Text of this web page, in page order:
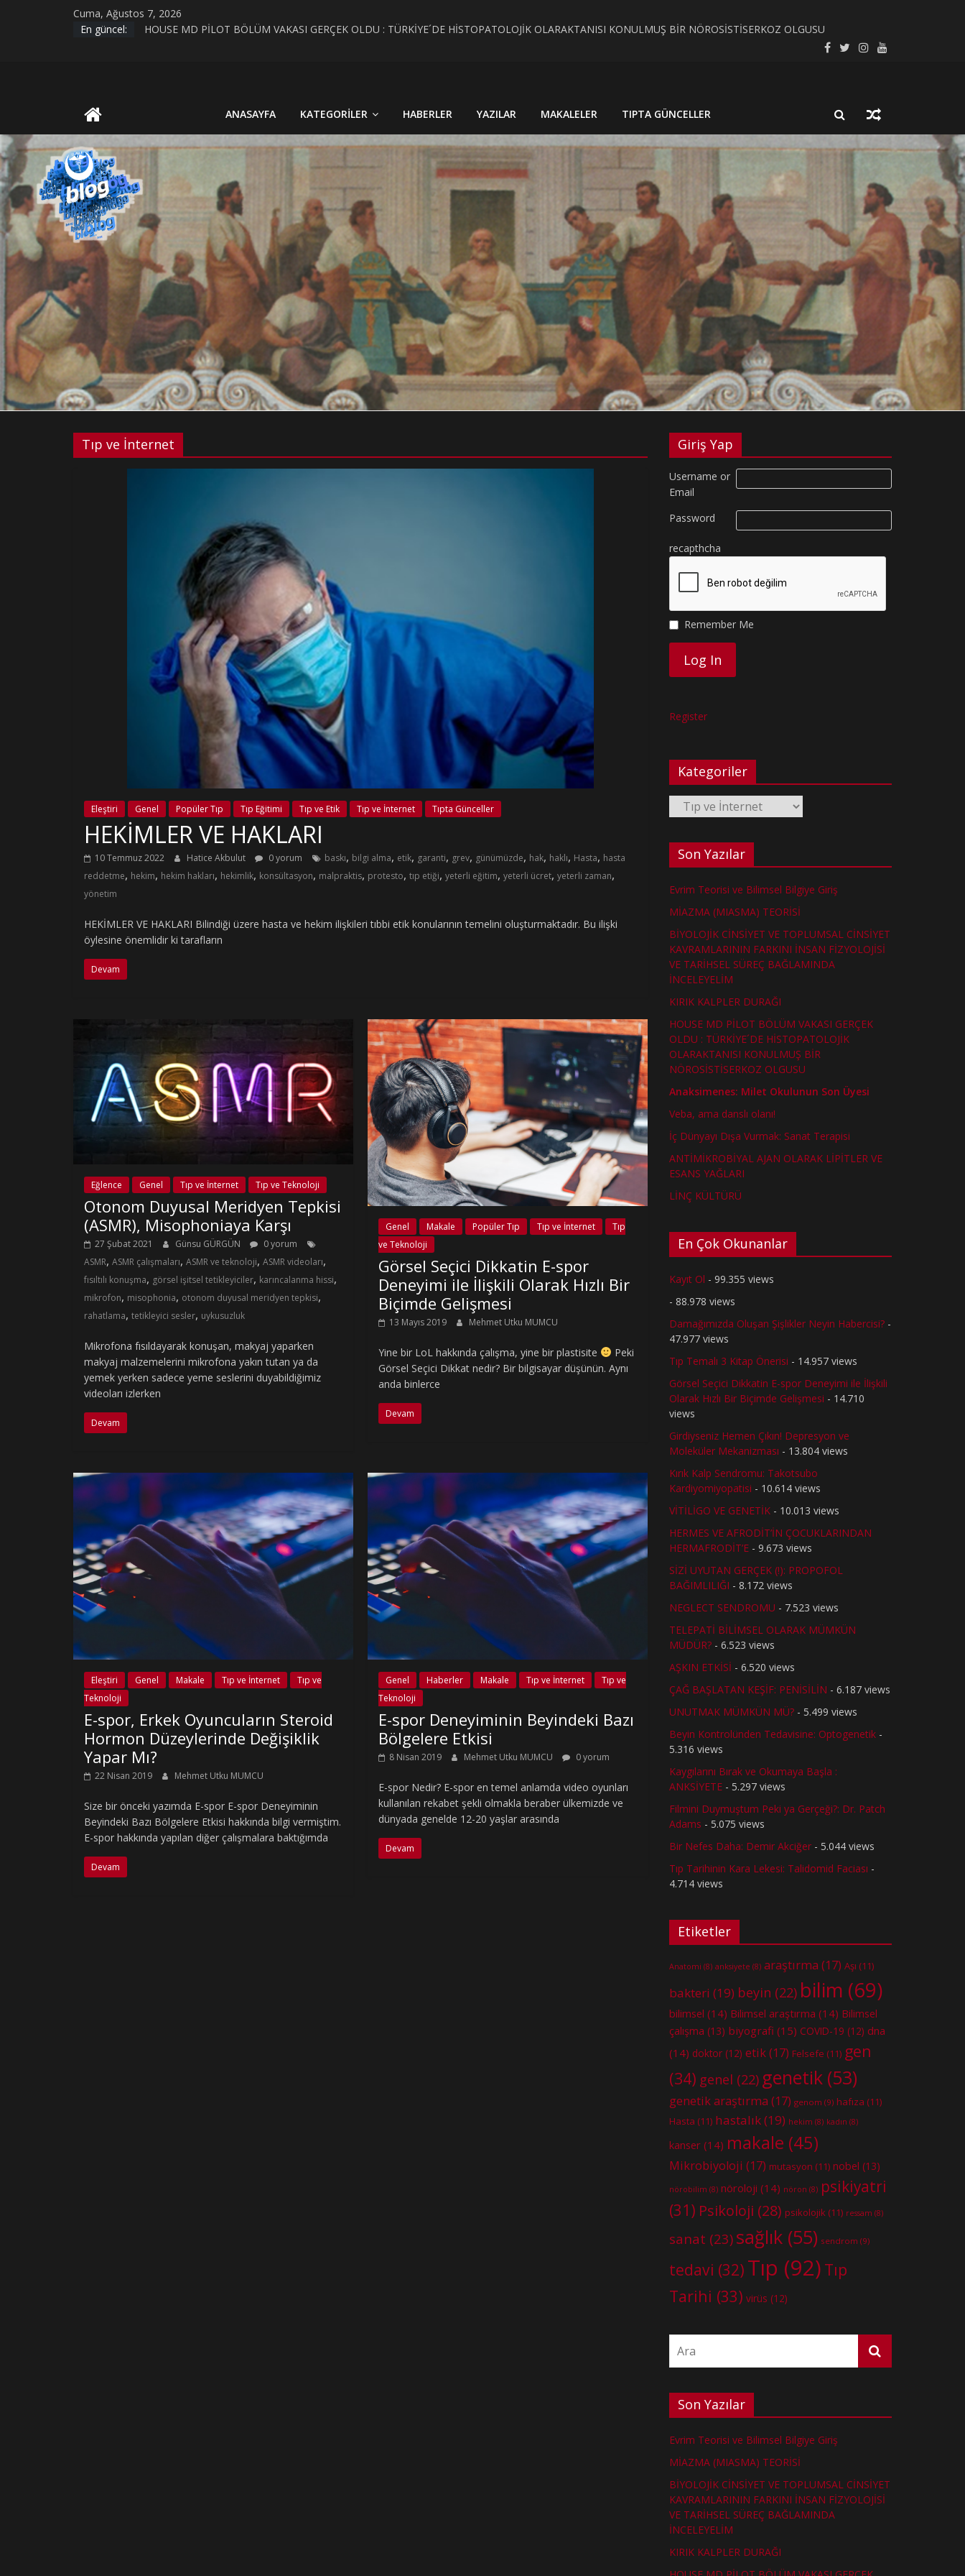
Cuma, Ağustos 7, 2026
En güncel:
KIRIK KALPLER DURAĞI
HOUSE MD PİLOT BÖLÜM VAKASI GERÇEK OLDU : TÜRKİYE´DE HİSTOPATOLOJİK OLARAKTANISI KONULMUŞ BİR NÖROSİSTİSERKOZ OLGUSU
UluBAT
Blog
Ya
Öyle
Değilse?
ANASAYFA KATEGORILER HABERLER YAZILAR MAKALELER TIPTA GÜNCELLER
Tıp ve İnternet
Eleştiri Genel Popüler Tıp Tıp Eğitimi Tıp ve Etik Tıp ve İnternet Tıpta Günceller
HEKİMLER VE HAKLARI
10 Temmuz 2022 Hatice Akbulut 0 yorum baskı, bilgi alma, etik, garanti, grev, günümüzde, hak, haklı, Hasta, hasta
reddetme, hekim, hekim hakları, hekimlik, konsültasyon, malpraktis, protesto, tıp etiği, yeterli eğitim, yeterli ücret, yeterli zaman,
yönetim
HEKİMLER VE HAKLARI Bilindiği üzere hasta ve hekim ilişkileri tıbbi etik konularının temelini oluşturmaktadır. Bu ilişki
öylesine önemlidir ki tarafların
Devam
Eğlence Genel Tıp ve İnternet Tıp ve Teknoloji
Otonom Duyusal Meridyen Tepkisi
(ASMR), Misophoniaya Karşı
27 Şubat 2021 Günsu GÜRGÜN
0 yorum
ASMR, ASMR çalışmaları, ASMR ve teknoloji, ASMR videoları,
fısıltılı konuşma, görsel işitsel tetikleyiciler, karıncalanma hissi,
mikrofon, misophonia, otonom duyusal meridyen tepkisi,
rahatlama, tetikleyici sesler, uykusuzluk
Mikrofona fısıldayarak konuşan, makyaj yaparken
makyaj malzemelerini mikrofona yakın tutan ya da
yemek yerken sadece yeme seslerini duyabildiğimiz
videoları izlerken
Devam
Genel Makale Popüler Tıp Tıp ve İnternet
Tıp
ve Teknoloji
Görsel Seçici Dikkatin E-spor
Deneyimi ile İlişkili Olarak Hızlı Bir
Biçimde Gelişmesi
13 Mayıs 2019 Mehmet Utku MUMCU
Yine bir LoL hakkında çalışma, yine bir plastisite
Peki
Görsel Seçici Dikkat nedir? Bir bilgisayar düşünün. Aynı
anda binlerce
Devam
Eleştiri Genel Makale Tıp ve İnternet
Tıp ve
Teknoloji
E-spor, Erkek Oyuncuların Steroid
Hormon Düzeylerinde Değişiklik
Yapar Mı?
22 Nisan 2019 Mehmet Utku MUMCU
Size bir önceki yazımda E-spor E-spor Deneyiminin
Beyindeki Bazı Bölgelere Etkisi hakkında bilgi vermiştim.
E-spor hakkında yapılan diğer çalışmalara baktığımda
Devam
Genel Haberler Makale Tıp ve İnternet
Tıp ve
Teknoloji
E-spor Deneyiminin Beyindeki Bazı
Bölgelere Etkisi
8 Nisan 2019 Mehmet Utku MUMCU 0 yorum
E-spor Nedir? E-spor en temel anlamda video oyunları
kullanılan rekabet şekli olmakla beraber ülkemizde ve
dünyada genelde 12-20 yaşlar arasında
Devam
Giriş Yap
Username or
Email
Password
recapthcha
Remember Me
Register
Kategoriler
Kategoriler
Son Yazılar
Evrim Teorisi ve Bilimsel Bilgiye Giriş
MİAZMA (MIASMA) TEORİSİ
BİYOLOJİK CİNSİYET VE TOPLUMSAL CİNSİYET
KAVRAMLARININ FARKINI İNSAN FİZYOLOJİSİ
VE TARİHSEL SÜREÇ BAĞLAMINDA
İNCELEYELİM
KIRIK KALPLER DURAĞI
HOUSE MD PİLOT BÖLÜM VAKASI GERÇEK
OLDU : TÜRKİYE´DE HİSTOPATOLOJİK
OLARAKTANISI KONULMUŞ BİR
NÖROSİSTİSERKOZ OLGUSU
Anaksimenes: Milet Okulunun Son Üyesi
Veba, ama danslı olanı!
İç Dünyayı Dışa Vurmak: Sanat Terapisi
ANTİMİKROBİYAL AJAN OLARAK LİPİTLER VE
ESANS YAĞLARI
LİNÇ KÜLTÜRÜ
En Çok Okunanlar
Kayıt Ol - 99.355 views
- 88.978 views
Damağımızda Oluşan Şişlikler Neyin Habercisi? -
47.977 views
Tıp Temalı 3 Kitap Önerisi - 14.957 views
Görsel Seçici Dikkatin E-spor Deneyimi ile İlişkili
Olarak Hızlı Bir Biçimde Gelişmesi - 14.710
views
Girdiyseniz Hemen Çıkın! Depresyon ve
Moleküler Mekanizması - 13.804 views
Kırık Kalp Sendromu: Takotsubo
Kardiyomiyopatisi - 10.614 views
VİTİLİGO VE GENETİK - 10.013 views
HERMES VE AFRODİT’İN ÇOCUKLARINDAN
HERMAFRODİT’E - 9.673 views
SİZİ UYUTAN GERÇEK (!): PROPOFOL
BAĞIMLILIĞI - 8.172 views
NEGLECT SENDROMU - 7.523 views
TELEPATİ BİLİMSEL OLARAK MÜMKÜN
MÜDÜR? - 6.523 views
AŞKIN ETKİSİ - 6.520 views
ÇAĞ BAŞLATAN KEŞİF: PENİSİLİN - 6.187 views
UNUTMAK MÜMKÜN MÜ? - 5.499 views
Beyin Kontrolünden Tedavisine: Optogenetik -
5.316 views
Kaygılarını Bırak ve Okumaya Başla :
ANKSİYETE - 5.297 views
Filmini Duymuştum Peki ya Gerçeği?: Dr. Patch
Adams - 5.075 views
Bir Nefes Daha: Demir Akciğer - 5.044 views
Tıp Tarihinin Kara Lekesi: Talidomid Faciası -
4.714 views
Etiketler
Anatomi (8) anksiyete (8) araştırma (17) Aşı (11)
bakteri (19) beyin (22) bilim (69)
bilimsel (14) Bilimsel araştırma (14) Bilimsel
çalışma (13) biyografi (15) COVID-19 (12) dna
(14) doktor (12) etik(17) Felsefe (11) gen
(34) genel (22) genetik (53)
genetik araştırma (17) genom (9) hafıza (11)
Hasta (11) hastalık(19) hekim (8) kadın (8)
kanser (14) makale (45)
Mikrobiyoloji (17) mutasyon (11) nobel (13)
nörobilim (8) nöroloji (14) nöron (8) psikiyatri
(31) Psikoloji (28) psikolojik (11) ressam (8)
sanat (23) sağlık (55) sendrom (9)
tedavi (32) Tıp (92) Tıp
Tarihi (33) virüs (12)
Son Yazılar
Evrim Teorisi ve Bilimsel Bilgiye Giriş
MİAZMA (MIASMA) TEORİSİ
BİYOLOJİK CİNSİYET VE TOPLUMSAL CİNSİYET
KAVRAMLARININ FARKINI İNSAN FİZYOLOJİSİ
VE TARİHSEL SÜREÇ BAĞLAMINDA
İNCELEYELİM
KIRIK KALPLER DURAĞI